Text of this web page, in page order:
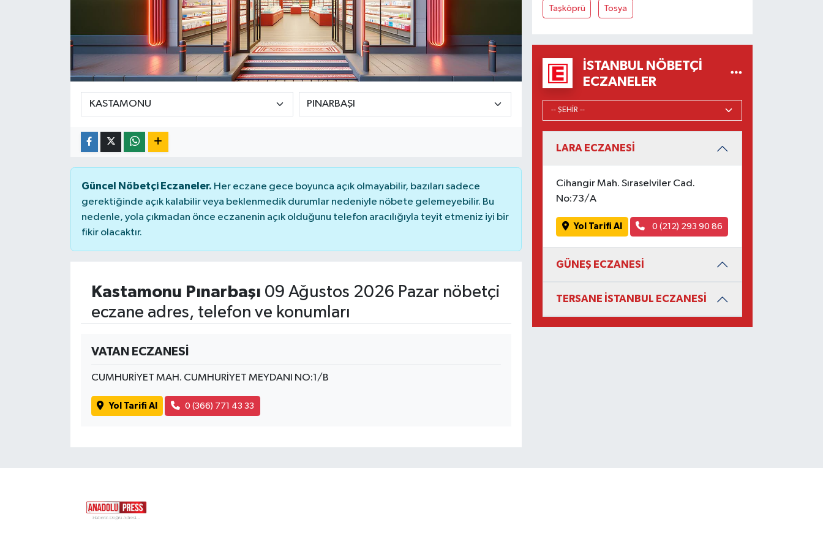
Güncel Nöbetçi Eczaneler. Her eczane gece boyunca açık olmayabilir, bazıları sadece
gerektiğinde açık kalabilir veya beklenmedik durumlar nedeniyle nöbete gelemeyebilir. Bu
nedenle, yola çıkmadan önce eczanenin açık olduğunu telefon aracılığıyla teyit etmeniz iyi bir
fikir olacaktır.
Kastamonu Pınarbaşı 09 Ağustos 2026 Pazar nöbetçi
eczane adres, telefon ve konumları
VATAN ECZANESİ
CUMHURİYET MAH. CUMHURİYET MEYDANI NO:1/B
Yol Tarifi Al 0 (366) 771 43 33
Taşköprü Tosya
İSTANBUL NÖBETÇI
ECZANELER
LARA ECZANESİ
Cihangir Mah. Sıraselviler Cad.
No:73/A
Yol Tarifi Al 0 (212) 293 90 86
GÜNEŞ ECZANESİ
TERSANE İSTANBUL ECZANESİ